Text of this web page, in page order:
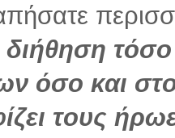
όσο και
τους